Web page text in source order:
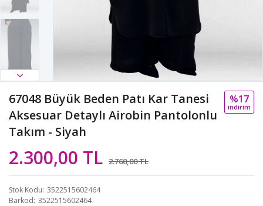
67048 Büyük Beden Patı Kar Tanesi
Aksesuar Detaylı Airobin Pantolonlu
Takım - Siyah
2.300,00 TL 2.760,00 TL
%17
i̇ndi̇ri̇m
Stok Kodu 3522515602464
Barkod 3522515602464